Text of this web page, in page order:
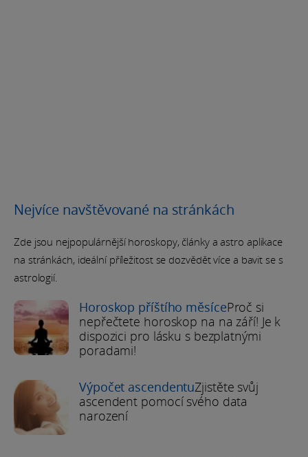
Nejvíce navštěvované na stránkách
Zde jsou nejpopulárnější horoskopy, články a astro aplikace
na stránkách, ideální příležitost se dozvědět více a bavit se s
astrologií.
Horoskop příštího měsíceProč si
nepřečtete horoskop na na září! Je k
dispozici pro lásku s bezplatnými
poradami!
Výpočet ascendentuZjistěte svůj
ascendent pomocí svého data
narození